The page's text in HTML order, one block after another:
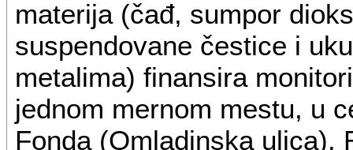
materija (čađ, sumpor
suspendovane čestice i
metalima) finansira
jednom mernom mestu, u
Fonda (Omladinska ulica).